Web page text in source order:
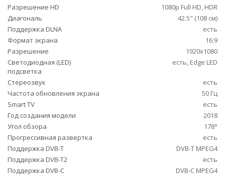
Разрешение HD
1080p Full HD, HDR
Диагональ
42.5" (108 см)
Поддержка DLNA
есть
Формат экрана
16:9
Разрешение
1920x1080
Светодиодная (LED)
подсветка
есть, Edge LED
Стереозвук
есть
Частота обновления экрана
50 Гц
Smart TV
есть
Год создания модели
2018
Угол обзора
178°
Прогрессивная развертка
есть
Поддержка DVB-T
DVB-T MPEG4
Поддержка DVB-T2
есть
Поддержка DVB-C
DVB-C MPEG4